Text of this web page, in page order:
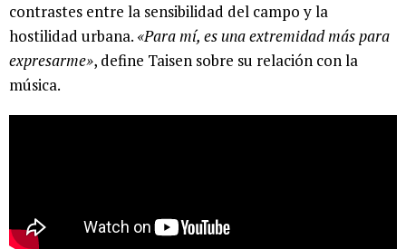
contrastes entre la sensibilidad del campo y la
hostilidad urbana. «Para mí, es una extremidad más para
expresarme», define Taisen sobre su relación con la
música.